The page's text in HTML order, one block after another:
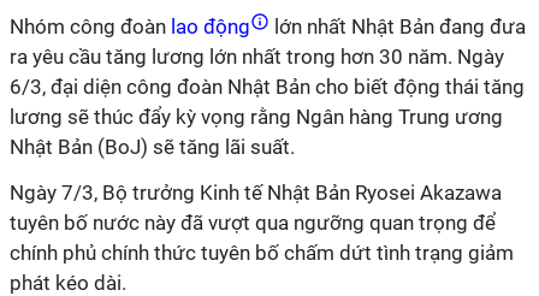
Nhóm công đoàn lao động
lớn nhất Nhật Bản đang đưa
ra yêu cầu tăng lương lớn nhất trong hơn 30 năm. Ngày
6/3, đại diện công đoàn Nhật Bản cho biết động thái tăng
lương sẽ thúc đẩy kỳ vọng rằng Ngân hàng Trung ương
Nhật Bản (BoJ) sẽ tăng lãi suất.
Ngày 7/3, Bộ trưởng Kinh tế Nhật Bản Ryosei Akazawa
tuyên bố nước này đã vượt qua ngưỡng quan trọng để
chính phủ chính thức tuyên bố chấm dứt tình trạng giảm
phát kéo dài.